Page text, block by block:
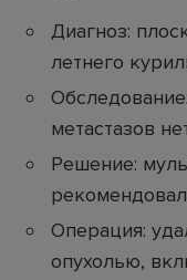
Диагноз:
летнего
метастазов
Решение:
Операция:
опухолью,